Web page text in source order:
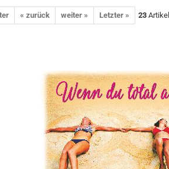
« zurück weiter » Letzter » 23